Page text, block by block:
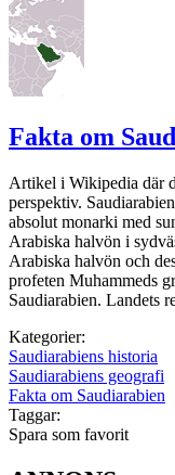
Fakta om
Artikel i Wikipedia där
perspektiv.
absolut monarki med
Arabiska halvön i
Arabiska halvön och
profeten Muhammeds
Saudiarabien. Landets
Kategorier:
Saudiarabiens historia
Saudiarabiens geografi
Fakta om Saudiarabien
Taggar:
Spara som favorit